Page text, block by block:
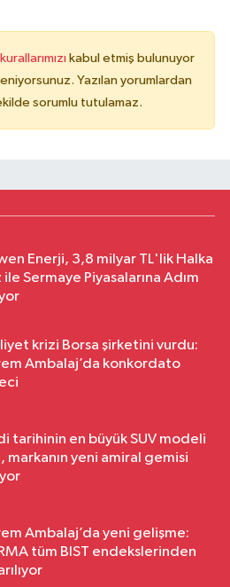
kabul etmiş bulunuyor
Yazılan yorumlardan
sorumlu tutulamaz.
Enerji, 3,8 milyar TL'lik Halka
ile Sermaye Piyasalarına Adım
krizi Borsa şirketini vurdu:
Ambalaj’da konkordato
tarihinin en büyük SUV modeli
markanın yeni amiral gemisi
Ambalaj’da yeni gelişme:
tüm BIST endekslerinden